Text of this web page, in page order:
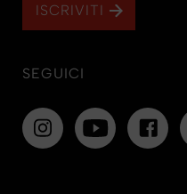
ISCRIVITI
SEGUICI